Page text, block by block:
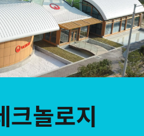
크놀로지